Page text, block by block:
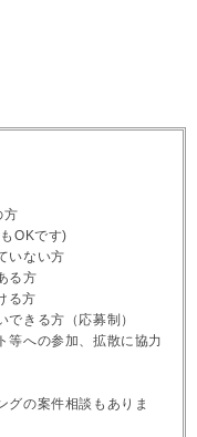
方
OKです)
いない方
る方
る方
できる方（応募制）
等への参加、拡散に協力
グの案件相談もありま